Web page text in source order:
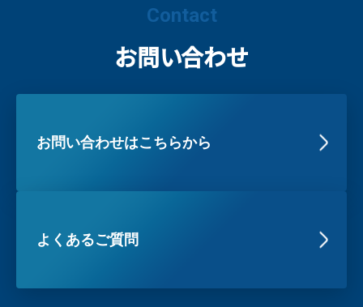
Contact
お問い合わせ
お問い合わせはこちらから
よくあるご質問